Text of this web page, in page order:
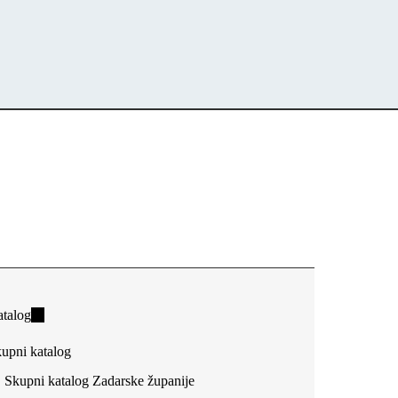
(link
external)
katalog
Skupni katalog Zadarske županije